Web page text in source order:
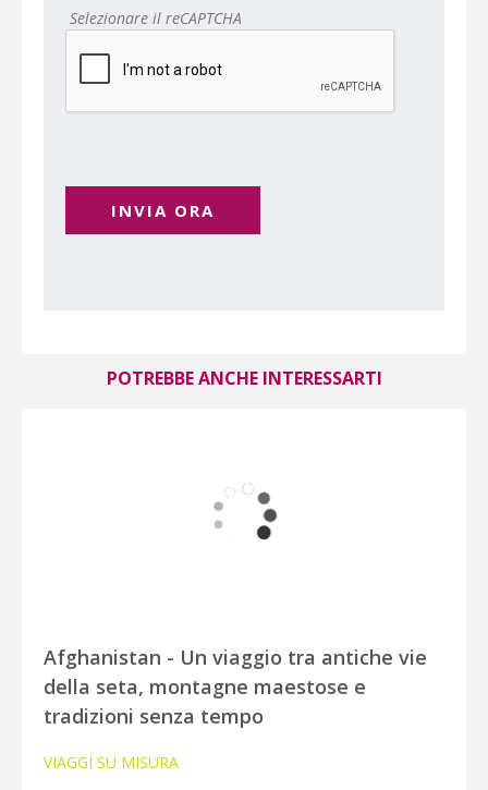
Selezionare il reCAPTCHA
INVIA ORA
POTREBBE ANCHE INTERESSARTI
Afghanistan - Un viaggio tra antiche vie
della seta, montagne maestose e
tradizioni senza tempo
VIAGGI SU MISURA